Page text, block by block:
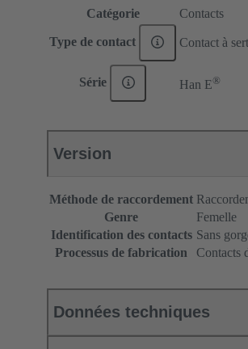
Catégorie Contacts
Type de contact Contact à
Série Han E®
Version
Méthode de raccordement
Genre
Femelle
Identification des contacts Sans
Processus de fabrication
Contacts
Données techniques